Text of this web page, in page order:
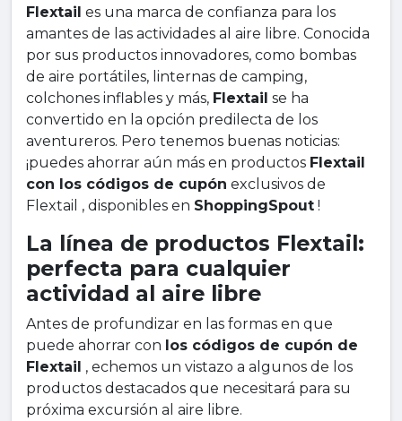
Flextail es una marca de confianza para los
amantes de las actividades al aire libre. Conocida
por sus productos innovadores, como bombas
de aire portátiles, linternas de camping,
colchones inflables y más, Flextail se ha
convertido en la opción predilecta de los
aventureros. Pero tenemos buenas noticias:
¡puedes ahorrar aún más en productos Flextail
con los códigos de cupón exclusivos de
Flextail , disponibles en ShoppingSpout !
La línea de productos Flextail:
perfecta para cualquier
actividad al aire libre
Antes de profundizar en las formas en que
puede ahorrar con los códigos de cupón de
Flextail , echemos un vistazo a algunos de los
productos destacados que necesitará para su
próxima excursión al aire libre.